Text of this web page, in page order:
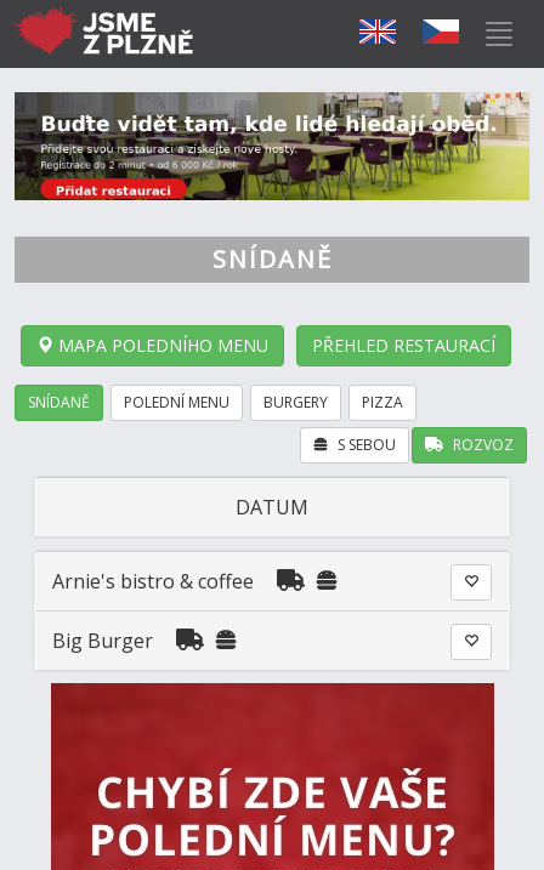
SNÍDANĚ
MAPA POLEDNÍHO MENU PŘEHLED RESTAURACÍ
SNÍDANĚ POLEDNÍ MENU BURGERY PIZZA
ROZVOZ
S SEBOU
DATUM
Arnie's bistro & coffee
Big Burger